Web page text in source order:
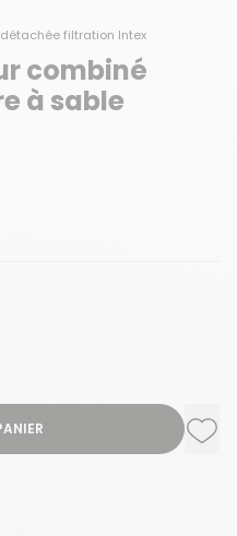
détachée filtration Intex
combiné
à sable